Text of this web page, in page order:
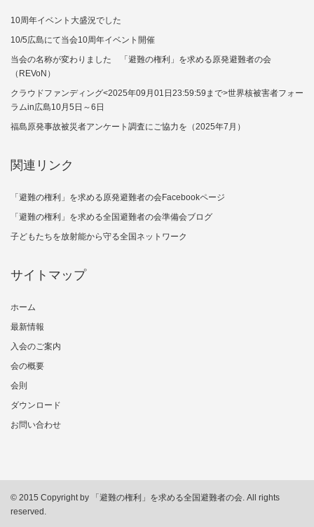
10周年イベント大盛況でした
10/5広島にて当会10周年イベント開催
当会の名称が変わりました 「避難の権利」を求める原発避難者の会
（REVoN）
クラウドファンディング<2025年09月01日23:59:59まで>世界核被害者フォー
ラムin広島10月5日～6日
福島原発事故被災者アンケート調査にご協力を（2025年7月）
関連リンク
「避難の権利」を求める原発避難者の会Facebookページ
「避難の権利」を求める全国避難者の会準備会ブログ
子どもたちを放射能から守る全国ネットワーク
サイトマップ
ホーム
最新情報
入会のご案内
会の概要
会則
ダウンロード
お問い合わせ
© 2015 Copyright by 「避難の権利」を求める全国避難者の会. All rights
reserved.